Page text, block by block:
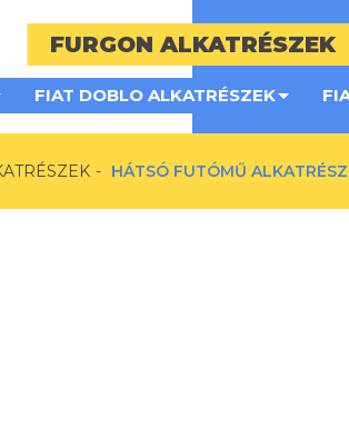
FURGON ALKATRÉSZEK
FIAT DOBLO ALKATRÉSZEK
HÁTSÓ FUTÓMŰ